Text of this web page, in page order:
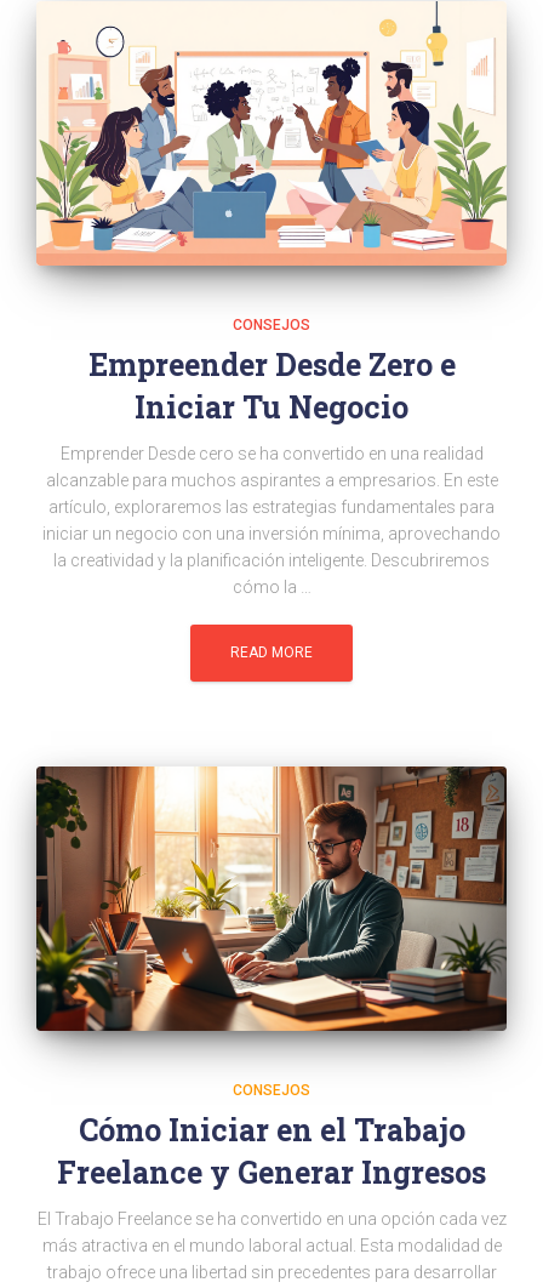
CONSEJOS
Empreender Desde Zero e
Iniciar Tu Negocio
Emprender Desde cero se ha convertido en una realidad
alcanzable para muchos aspirantes a empresarios. En este
artículo, exploraremos las estrategias fundamentales para
iniciar un negocio con una inversión mínima, aprovechando
la creatividad y la planificación inteligente. Descubriremos
cómo la …
READ MORE
CONSEJOS
Cómo Iniciar en el Trabajo
Freelance y Generar Ingresos
El Trabajo Freelance se ha convertido en una opción cada vez
más atractiva en el mundo laboral actual. Esta modalidad de
trabajo ofrece una libertad sin precedentes para desarrollar